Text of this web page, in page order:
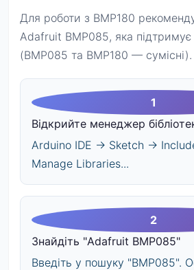
Для роботи з BMP180
Adafruit BMP085, яка
(BMP085 та BMP180 — сумісні).
Відкрийте менеджер
Arduino IDE → Sketch →
Manage Libraries...
Знайдіть "Adafruit BMP085"
Введіть у пошуку "BMP085".